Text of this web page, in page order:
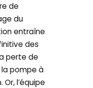
de
du
entraîne
des
perte de
pompe à
Or, l’équipe